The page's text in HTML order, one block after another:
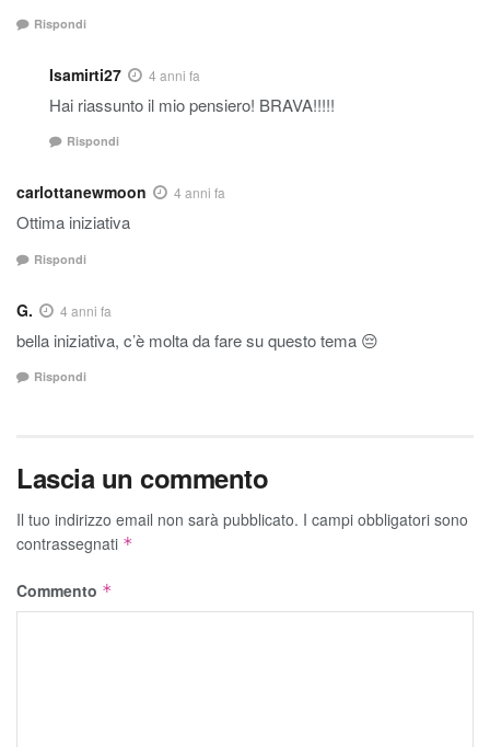
Rispondi
Isamirti27 4 anni fa
Hai riassunto il mio pensiero! BRAVA!!!!!
Rispondi
carlottanewmoon 4 anni fa
Ottima iniziativa
Rispondi
G. 4 anni fa
bella iniziativa, c’è molta da fare su questo tema 😔
Rispondi
Lascia un commento
Il tuo indirizzo email non sarà pubblicato. I campi obbligatori sono
contrassegnati *
Commento *